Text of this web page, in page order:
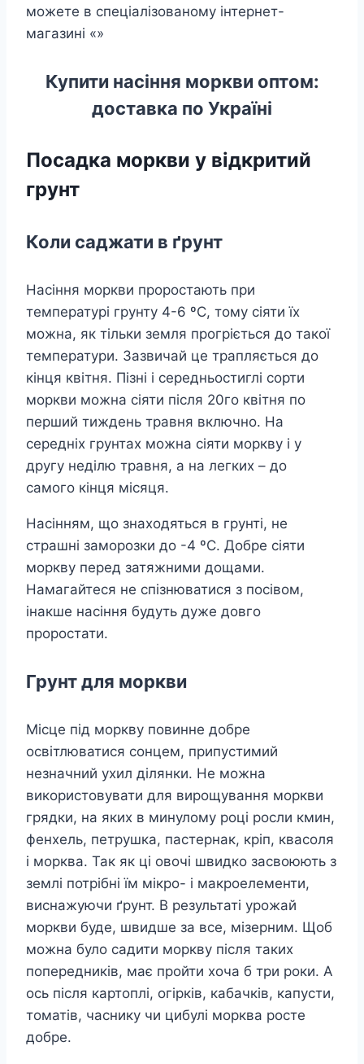
можете в спеціалізованому інтернет-
магазині «»
Купити насіння моркви оптом:
доставка по Україні
Посадка моркви у відкритий
грунт
Коли саджати в ґрунт
Насіння моркви проростають при
температурі грунту 4-6 ºC, тому сіяти їх
можна, як тільки земля прогріється до такої
температури. Зазвичай це трапляється до
кінця квітня. Пізні і середньостиглі сорти
моркви можна сіяти після 20го квітня по
перший тиждень травня включно. На
середніх грунтах можна сіяти моркву і у
другу неділю травня, а на легких – до
самого кінця місяця.
Насінням, що знаходяться в грунті, не
страшні заморозки до -4 ºC. Добре сіяти
моркву перед затяжними дощами.
Намагайтеся не спізнюватися з посівом,
інакше насіння будуть дуже довго
проростати.
Грунт для моркви
Місце під моркву повинне добре
освітлюватися сонцем, припустимий
незначний ухил ділянки. Не можна
використовувати для вирощування моркви
грядки, на яких в минулому році росли кмин,
фенхель, петрушка, пастернак, кріп, квасоля
і морква. Так як ці овочі швидко засвоюють з
землі потрібні їм мікро- і макроелементи,
виснажуючи ґрунт. В результаті урожай
моркви буде, швидше за все, мізерним. Щоб
можна було садити моркву після таких
попередників, має пройти хоча б три роки. А
ось після картоплі, огірків, кабачків, капусти,
томатів, часнику чи цибулі морква росте
добре.